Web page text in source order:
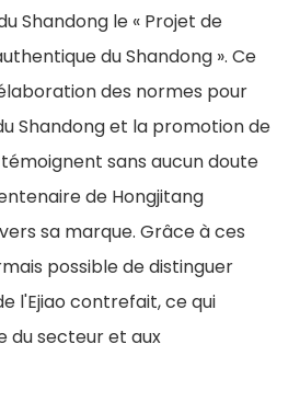
Shandong le « Projet de
du Shandong ». Ce
des normes pour
Shandong et la promotion de
témoignent sans aucun doute
de Hongjitang
sa marque. Grâce à ces
possible de distinguer
l'Ejiao contrefait, ce qui
du secteur et aux